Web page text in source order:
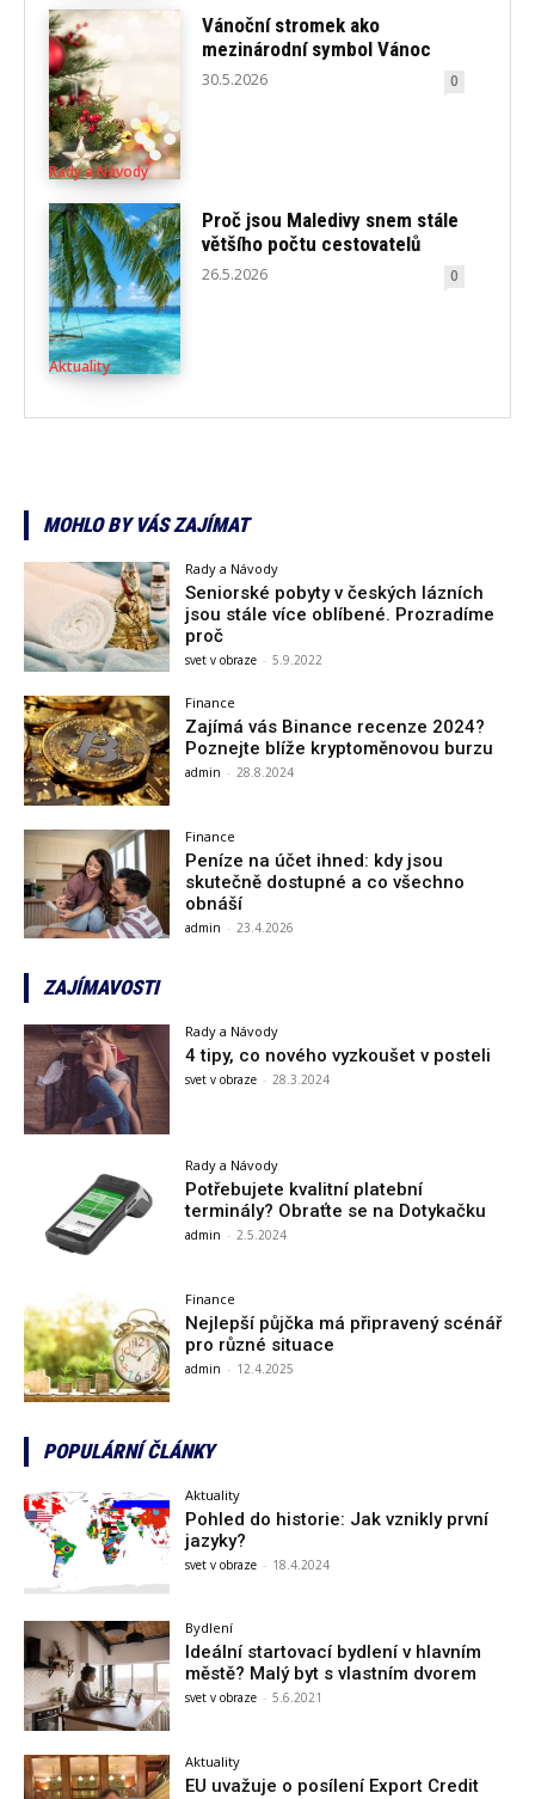
Rady a Návody
Vánoční stromek ako
mezinárodní symbol Vánoc
30.5.2026 0
Aktuality
Proč jsou Maledivy snem stále
většího počtu cestovatelů
26.5.2026 0
MOHLO BY VÁS ZAJÍMAT
Rady a Návody
Seniorské pobyty v českých lázních
jsou stále více oblíbené. Prozradíme
proč
svet v obraze - 5.9.2022
Finance
Zajímá vás Binance recenze 2024?
Poznejte blíže kryptoměnovou burzu
admin - 28.8.2024
Finance
Peníze na účet ihned: kdy jsou
skutečně dostupné a co všechno
obnáší
admin - 23.4.2026
ZAJÍMAVOSTI
Rady a Návody
4 tipy, co nového vyzkoušet v posteli
svet v obraze - 28.3.2024
Rady a Návody
Potřebujete kvalitní platební
terminály? Obraťte se na Dotykačku
admin - 2.5.2024
Finance
Nejlepší půjčka má připravený scénář
pro různé situace
admin - 12.4.2025
POPULÁRNÍ ČLÁNKY
Aktuality
Pohled do historie: Jak vznikly první
jazyky?
svet v obraze - 18.4.2024
Bydlení
Ideální startovací bydlení v hlavním
městě? Malý byt s vlastním dvorem
svet v obraze - 5.6.2021
Aktuality
EU uvažuje o posílení Export Credit